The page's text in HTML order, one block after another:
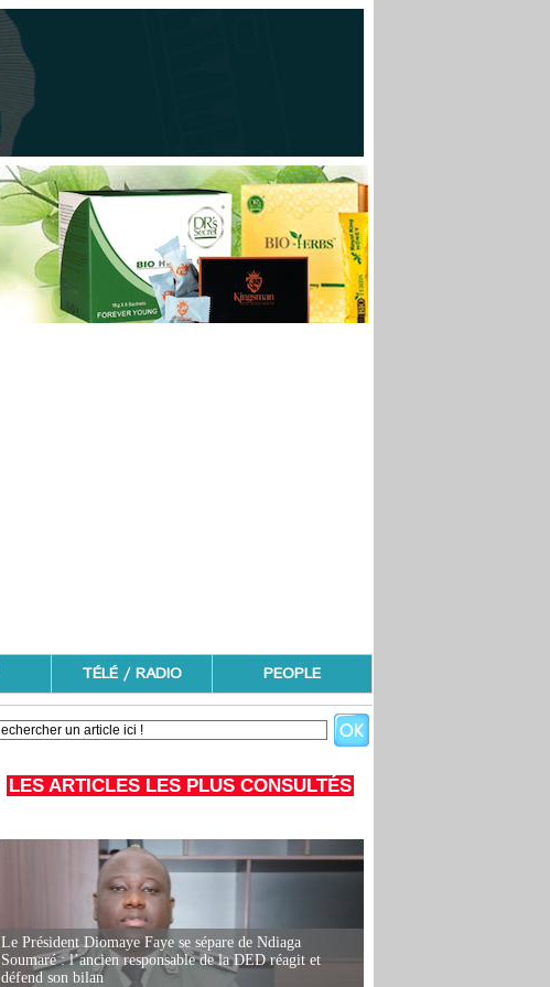
TÉLÉ / RADIO PEOPLE
LES ARTICLES LES PLUS CONSULTÉS
Le Président Diomaye Faye se sépare de Ndiaga
Soumaré : l’ancien responsable de la DED réagit et
défend son bilan